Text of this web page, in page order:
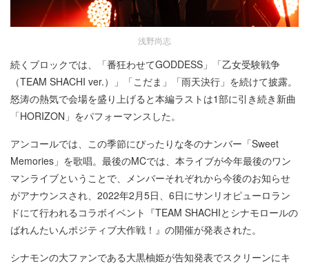
浅野尚志
続くブロックでは、「番狂わせてGODDESS」「乙女受験戦争
（TEAM SHACHI ver.）」「こだま」「雨天決行」を続けて披露。
怒涛の熱気で会場を盛り上げると本編ラストは1部に引き続き新曲
「HORIZON」をパフォーマンスした。
アンコールでは、この季節にぴったりな冬のナンバー「Sweet
Memories」を歌唱。最後のMCでは、本ライブが今年最後のワン
マンライブということで、メンバーそれぞれから今後のお知らせ
がアナウンスされ、2022年2月5日、6日にサンリオピューロラン
ドにて行われるコラボイベント『TEAM SHACHIとシナモロールの
ばれんたいんポジティブ大作戦！』の開催が発表された。
シナモンの大ファンである大黒柚姫が告知発表でスクリーンにキ